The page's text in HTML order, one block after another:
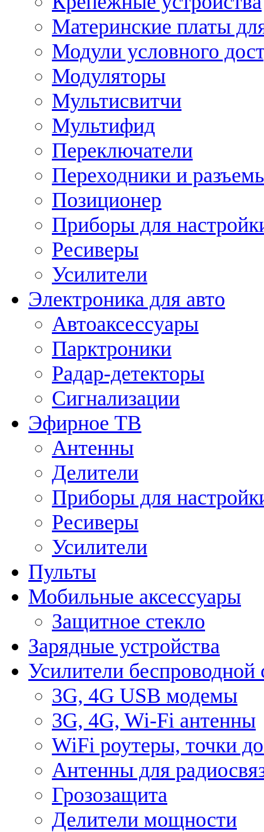
Материнские платы
Модули условного
Модуляторы
Мультисвитчи
Мультифид
Переключатели
Переходники и
Позиционер
Приборы для
Ресиверы
Усилители
Электроника для авто
Автоаксессуары
Парктроники
Радар-детекторы
Сигнализации
Эфирное ТВ
Антенны
Делители
Приборы для
Ресиверы
Усилители
Пульты
Мобильные аксессуары
Защитное стекло
Зарядные устройства
Усилители беспроводной
3G, 4G USB модемы
3G, 4G, Wi-Fi антенны
WiFi роутеры, точки
Антенны для
Грозозащита
Делители мощности